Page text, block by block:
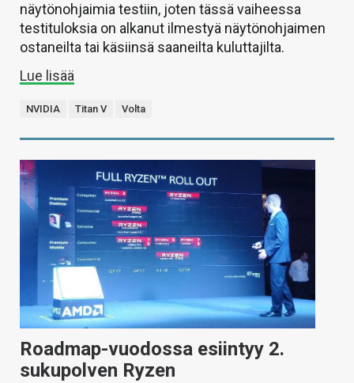
näytönohjaimia testiin, joten tässä vaiheessa
testituloksia on alkanut ilmestyä näytönohjaimen
ostaneilta tai käsiinsä saaneilta kuluttajilta.
Lue lisää
NVIDIA Titan V Volta
Roadmap-vuodossa esiintyy 2.
sukupolven Ryzen